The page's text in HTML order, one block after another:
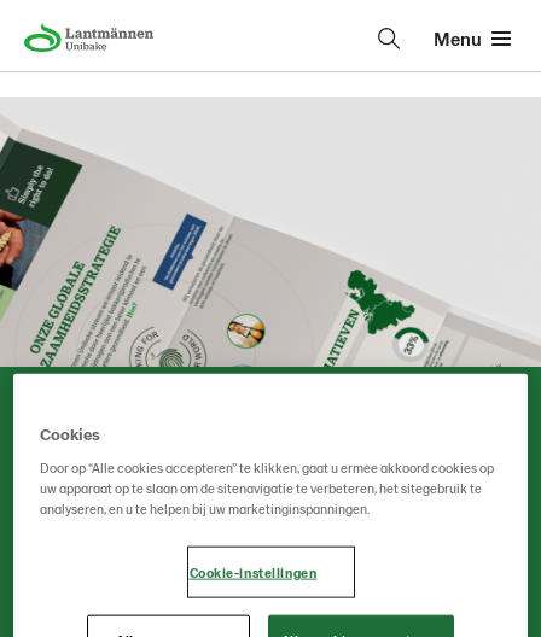
Menu
Duurzaamheid
Onze duurzame stappen & ambities op een rij!
Cookies
Door op “Alle cookies accepteren” te klikken, gaat u ermee akkoord cookies op
uw apparaat op te slaan om de sitenavigatie te verbeteren, het sitegebruik te
analyseren, en u te helpen bij uw marketinginspanningen.
Cookie-instellingen